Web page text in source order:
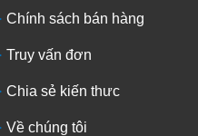
Chính sách bán hàng
Truy vấn đơn
Chia sẻ kiến thưc
Về chúng tôi